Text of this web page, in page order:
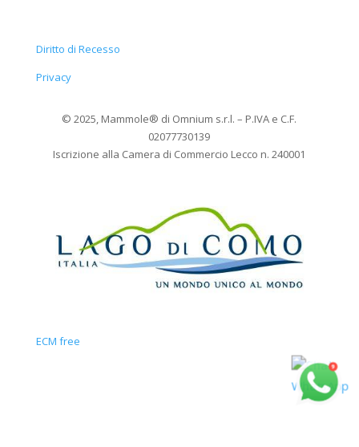
Diritto di Recesso
Privacy
© 2025, Mammole® di Omnium s.r.l. – P.IVA e C.F.
02077730139
Iscrizione alla Camera di Commercio Lecco n. 240001
ECM free